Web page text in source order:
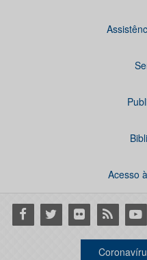
Acesso
Facebook
Twitter Flickr RSS